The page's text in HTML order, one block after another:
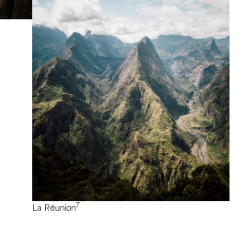
La Réunion7